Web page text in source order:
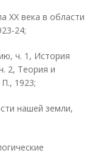
XX века в области
24;
ч. 1, История
2, Теория и
1923;
нашей земли,